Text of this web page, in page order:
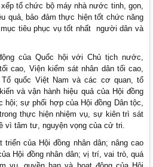
tổ chức bộ máy nhà nước tinh, gọn,
quả, bảo đảm thực hiện tốt chức năng
tiêu phục vụ tốt nhất người dân và
của Quốc hội với Chủ tịch nước,
cao, Viện kiểm sát nhân dân tối cao,
quốc Việt Nam và các cơ quan, tổ
và vận hành hiệu quả của Hội đồng
hội; sự phối hợp của Hội đồng Dân tộc,
thực hiện nhiệm vụ, sự kiên trì sát
vì tâm tư, nguyện vọng của cử tri.
triển của Hội đồng nhân dân; nâng cao
Hội đồng nhân dân; vị trí, vai trò, quá